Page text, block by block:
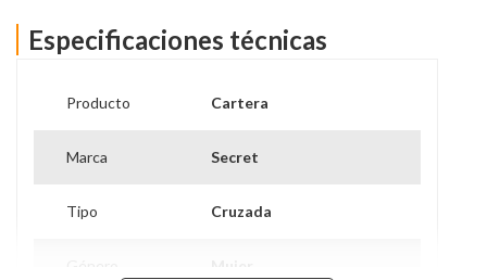
Especificaciones técnicas
Producto Cartera
Marca Secret
Tipo Cruzada